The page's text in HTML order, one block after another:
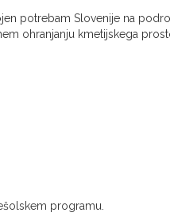
potrebam Slovenije na
ohranjanju kmetijskega
programu.